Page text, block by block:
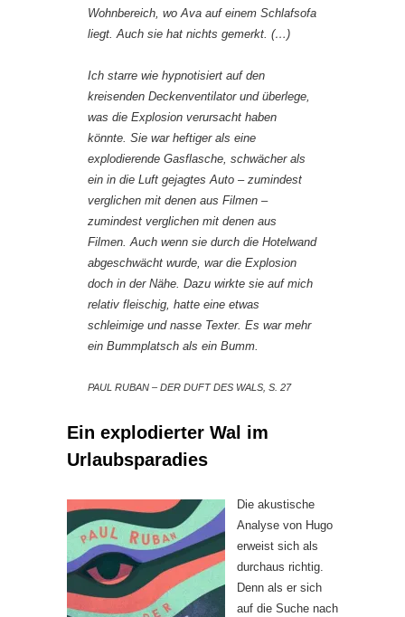
Wohnbereich, wo Ava auf einem Schlafsofa
liegt. Auch sie hat nichts gemerkt. (…)
Ich starre wie hypnotisiert auf den
kreisenden Deckenventilator und überlege,
was die Explosion verursacht haben
könnte. Sie war heftiger als eine
explodierende Gasflasche, schwächer als
ein in die Luft gejagtes Auto – zumindest
verglichen mit denen aus Filmen –
zumindest verglichen mit denen aus
Filmen. Auch wenn sie durch die Hotelwand
abgeschwächt wurde, war die Explosion
doch in der Nähe. Dazu wirkte sie auf mich
relativ fleischig, hatte eine etwas
schleimige und nasse Texter. Es war mehr
ein Bummplatsch als ein Bumm
PAUL RUBAN – DER DUFT DES WALS, S. 27
Ein explodierter Wal im
Urlaubsparadies
Die akustische
Analyse von Hugo
erweist sich als
durchaus richtig.
Denn als er sich
auf die Suche nach